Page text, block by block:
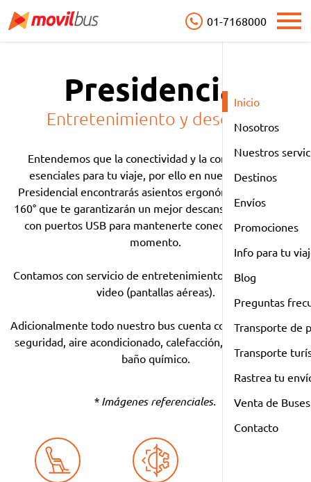
01-7168000
Presidencial
Entretenimiento y descanso
Entendemos que la conectividad y la comodidad son
esenciales para tu viaje, por ello en nuestro servicio
Presidencial encontrarás asientos ergonómicos cama de
160° que te garantizarán un mejor descanso, que cuentan
con puertos USB para mantenerte conectado en todo
momento.
Contamos con servicio de entretenimiento como música y
video (pantallas aéreas).
Adicionalmente todo nuestro bus cuenta con cinturones de
seguridad, aire acondicionado, calefacción, GPS satelital y
baño químico.
* Imágenes referenciales.
Inicio
Nosotros
Nuestros
Destinos
Envíos
Promociones
Info para tu
Blog
Preguntas
Transporte de
Transporte
Rastrea tu
Venta de
Contacto